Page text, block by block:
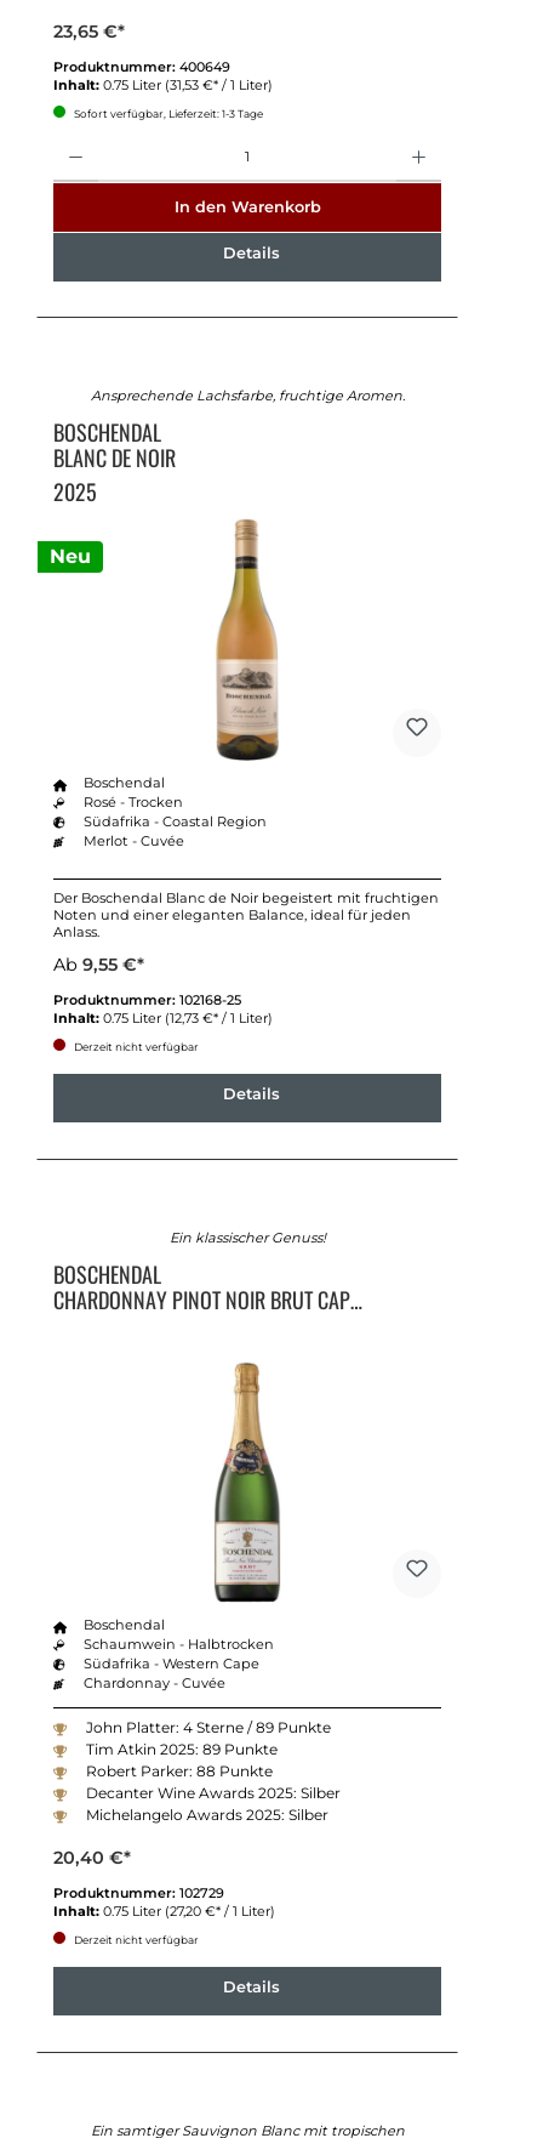
23,65 €*
Produktnummer: 400649
Inhalt: 0.75 Liter (31,53 €* / 1 Liter)
Sofort verfügbar, Lieferzeit: 1-3 Tage
In den Warenkorb
Details
Neu
Ansprechende Lachsfarbe, fruchtige Aromen.
BOSCHENDAL
BLANC DE NOIR
2025
Boschendal
Rosé - Trocken
Südafrika - Coastal Region
Merlot - Cuvée
Der Boschendal Blanc de Noir begeistert mit fruchtigen
Noten und einer eleganten Balance, ideal für jeden
Anlass.
Ab 9,55 €*
Produktnummer: 102168-25
Inhalt: 0.75 Liter (12,73 €* / 1 Liter)
Derzeit nicht verfügbar
Details
Ein klassischer Genuss!
BOSCHENDAL
CHARDONNAY PINOT NOIR BRUT CAP
Boschendal
Schaumwein - Halbtrocken
Südafrika - Western Cape
Chardonnay - Cuvée
John Platter: 4 Sterne / 89 Punkte
Tim Atkin 2025: 89 Punkte
Robert Parker: 88 Punkte
Decanter Wine Awards 2025: Silber
Michelangelo Awards 2025: Silber
20,40 €*
Produktnummer: 102729
Inhalt: 0.75 Liter (27,20 €* / 1 Liter)
Derzeit nicht verfügbar
Details
Ein samtiger Sauvignon Blanc mit tropischen